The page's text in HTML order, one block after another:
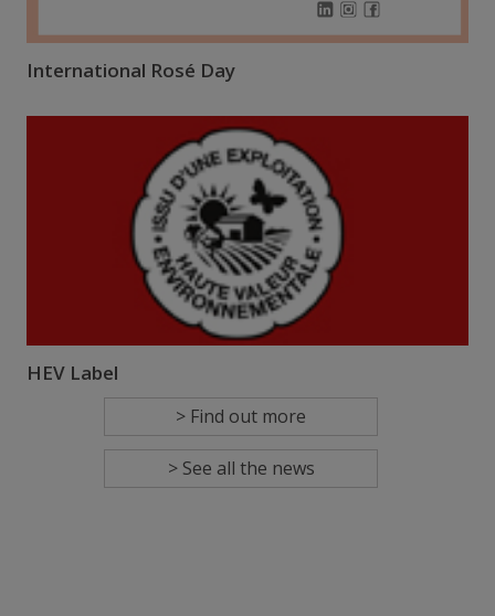
International Rosé Day
HEV Label
> Find out more
> See all the news